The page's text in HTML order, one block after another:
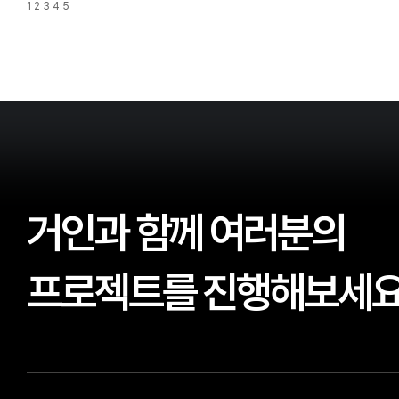
1 2 3 4 5
거인과 함께 여러분의
프로젝트를 진행해보세